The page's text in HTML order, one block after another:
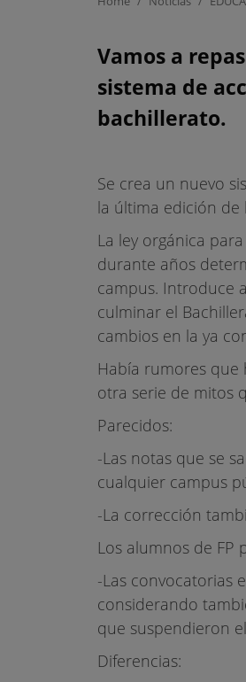
Vamos a
sistema de
bachillerato.
Se crea un nuevo
la última edición de
La ley orgánica
durante años
campus. Introduce
culminar el
cambios en la ya
Había rumores
otra serie de mitos
Parecidos:
-Las notas que se
cualquier campus
-La corrección
Los alumnos de FP
-Las convocatorias
considerando
que suspendieron
Diferencias: